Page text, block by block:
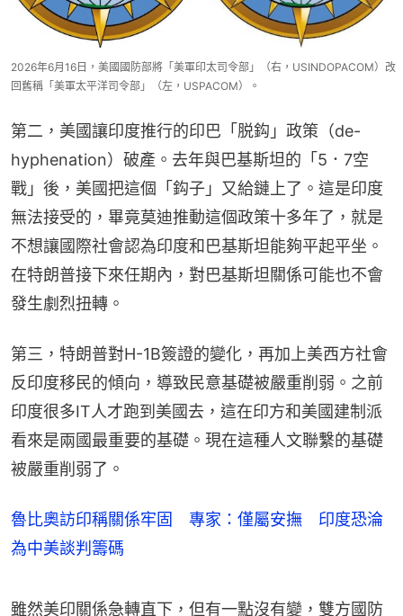
2026年6月16日，美國國防部將「美軍印太司令部」（右，USINDOPACOM）改
回舊稱「美軍太平洋司令部」（左，USPACOM）。
第二，美國讓印度推行的印巴「脱鈎」政策（de-
hyphenation）破產。去年與巴基斯坦的「5．7空
戰」後，美國把這個「鈎子」又給鏈上了。這是印度
無法接受的，畢竟莫迪推動這個政策十多年了，就是
不想讓國際社會認為印度和巴基斯坦能夠平起平坐。
在特朗普接下來任期內，對巴基斯坦關係可能也不會
發生劇烈扭轉。
第三，特朗普對H-1B簽證的變化，再加上美西方社會
反印度移民的傾向，導致民意基礎被嚴重削弱。之前
印度很多IT人才跑到美國去，這在印方和美國建制派
看來是兩國最重要的基礎。現在這種人文聯繫的基礎
被嚴重削弱了。
魯比奧訪印稱關係牢固 專家：僅屬安撫 印度恐淪
為中美談判籌碼
雖然美印關係急轉直下，但有一點沒有變，雙方國防